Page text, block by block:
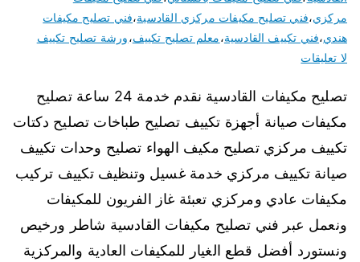
مركزي،فني تصليح مكيفات مركزي القادسية،فني تصليح مكيفات
هندي،فني تكييف القادسية،معلم تصليح تكييف،ورشة تصليح تكييف
لا تعليقات
تصليح مكيفات القادسية نقدم خدمة 24 ساعة تصليح
مكيفات صيانة أجهزة تكييف تصليح طباخات تصليح دكتات
تكييف مركزي تصليح مكيف الهواء تصليح وحدات تكييف
صيانة تكييف مركزي خدمة غسيل وتنظيف تكييف تركيب
مكيفات عادي ومركزي تعبئة غاز الفريون للمكيفات
ونعمل عبر فني تصليح مكيفات القادسية شاطر ورخيص
ونستورد أفضل قطع الغيار للمكيفات العادية والمركزية